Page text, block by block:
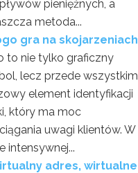
pieniężnych, a
metoda...
gra na skojarzeniach
to nie tylko graficzny
lecz przede wszystkim
element identyfikacji
który ma moc
uwagi klientów. W
intensywnej...
adres, wirtualne